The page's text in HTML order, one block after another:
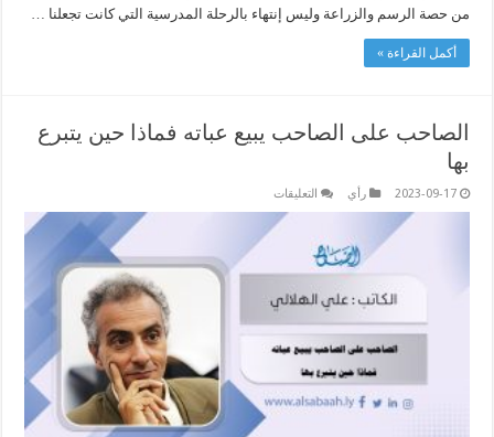
من حصة الرسم والزراعة وليس إنتهاء بالرحلة المدرسية التي كانت تجعلنا …
أكمل القراءة »
الصاحب على الصاحب يبيع عباته فماذا حين يتبرع
بها
2023-09-17 رأي التعليقات
الصاحب
يبيع
فماذا
يتبرع
بها